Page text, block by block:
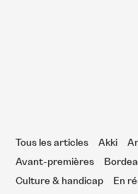
Tous les articles Akki
Avant-premières
Culture & handicap
En